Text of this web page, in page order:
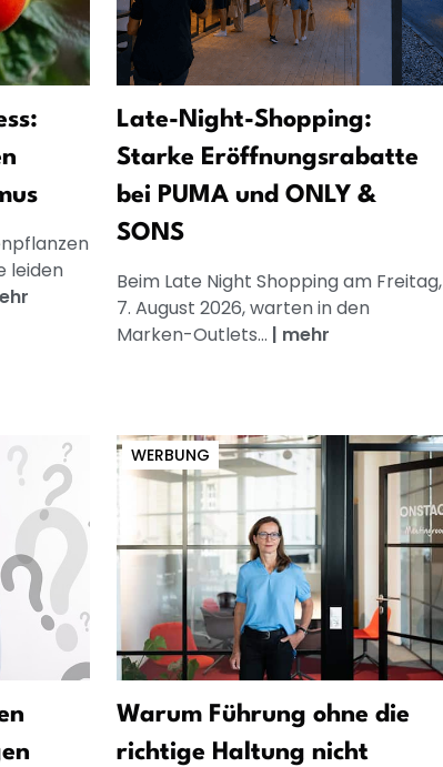
leiden
Late-Night-Shopping:
Starke Eröffnungsrabatte
bei PUMA und ONLY &
SONS
Beim Late Night Shopping am Freitag,
7. August 2026, warten in den
Marken-Outlets... | mehr
WERBUNG
Warum Führung ohne die
richtige Haltung nicht